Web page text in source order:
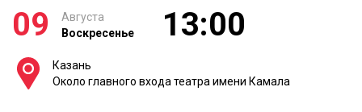
09
Августа
Воскресенье
13:00
Казань
Около главного входа театра имени Камала